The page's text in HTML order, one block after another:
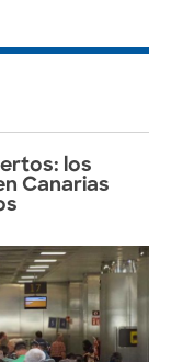
los
Canarias